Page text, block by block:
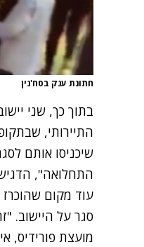
חתונת ענק בסח'נין
בתוך כך, שני
התיירותי,
שיכניסו אותם
התחלואה",
עוד מקום
סגר על היישוב.
מועצת פורידיס,